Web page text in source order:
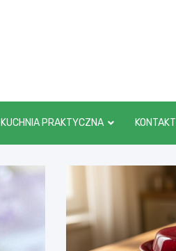
KUCHNIA PRAKTYCZNA KONTAKT